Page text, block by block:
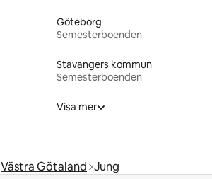
Göteborg
Semesterboenden
Stavangers kommun
Semesterboenden
Visa mer
Västra Götaland Jung